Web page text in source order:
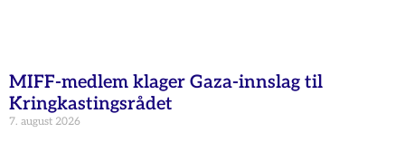
MIFF-medlem klager Gaza-innslag til
Kringkastingsrådet
7. august 2026